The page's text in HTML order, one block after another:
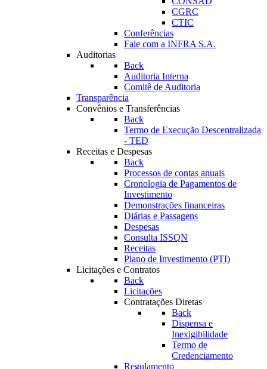
CGRC
CTIC
Conferências
Fale com a INFRA S.A.
Auditorias
Back
Auditoria Interna
Comitê de Auditoria
Transparência
Convênios e Transferências
Back
Termo de Execução Descentralizada
- TED
Receitas e Despesas
Back
Processos de contas anuais
Cronologia de Pagamentos de
Investimento
Demonstrações financeiras
Diárias e Passagens
Despesas
Consulta ISSQN
Receitas
Plano de Investimento (PTI)
Licitações e Contratos
Back
Licitações
Contratações Diretas
Back
Dispensa e
Inexigibilidade
Termo de
Credenciamento
Regulamento